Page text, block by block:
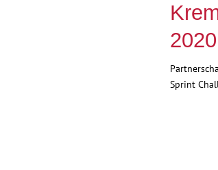
Sprint